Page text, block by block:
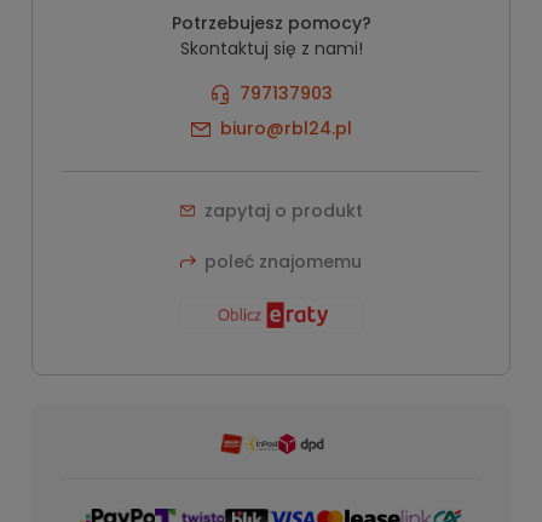
Potrzebujesz pomocy?
Skontaktuj się z nami!
797137903
biuro@rbl24.pl
zapytaj o produkt
poleć znajomemu